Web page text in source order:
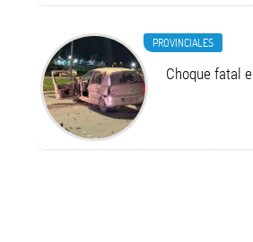
PROVINCIALES
Choque fatal